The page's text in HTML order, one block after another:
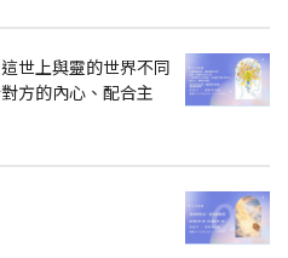
世上與靈的世界不同
方的內心、配合主